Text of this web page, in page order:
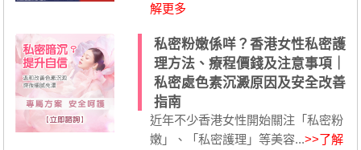
解更多
私密粉嫩係咩？香港女性私密護
理方法、療程價錢及注意事項｜
私密處色素沉澱原因及安全改善
指南
近年不少香港女性開始關注「私密粉
嫩」、「私密護理」等美容...>>了解